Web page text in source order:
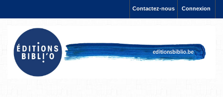
Connexion
Contactez-nous